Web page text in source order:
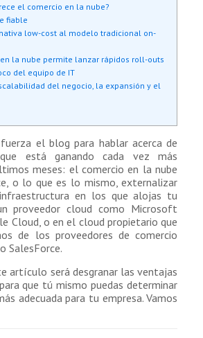
el comercio en la nube?
fiable
low-cost al modelo tradicional on-
la nube permite lanzar rápidos roll-outs
del equipo de IT
del negocio, la expansión y el
el blog para hablar acerca de
está ganando cada vez más
meses: el comercio en la nube
o lo que es lo mismo, externalizar
en los que alojas tu
proveedor cloud como Microsoft
Cloud, o en el cloud propietario que
de los proveedores de comercio
SalesForce.
artículo será desgranar las ventajas
que tú mismo puedas determinar
adecuada para tu empresa. Vamos